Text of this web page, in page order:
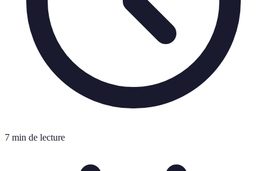
7 min de lecture